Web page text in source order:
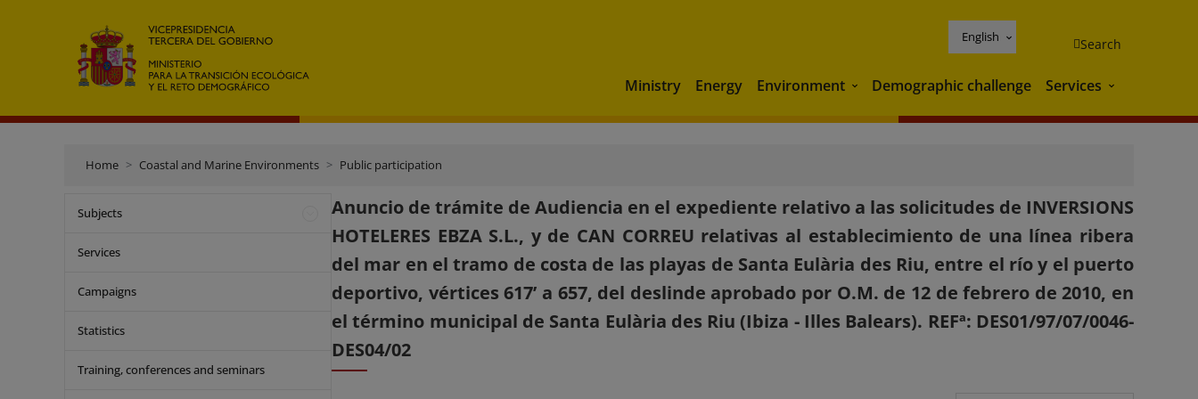
English Search
Ministry Energy Environment Environment
Demographic challenge Services Services
Home Coastal and Marine Environments Public participation
Subjects
Services
Campaigns
Statistics
Training, conferences and seminars
Anuncio de trámite de Audiencia en el expediente relativo a las solicitudes de INVERSIONS
HOTELERES EBZA S.L., y de CAN CORREU relativas al establecimiento de una línea ribera
del mar en el tramo de costa de las playas de Santa Eulària des Riu, entre el río y el puerto
deportivo, vértices 617’ a 657, del deslinde aprobado por O.M. de 12 de febrero de 2010, en
el término municipal de Santa Eulària des Riu (Ibiza - Illes Balears). REFª: DES01/97/07/0046-
DES04/02